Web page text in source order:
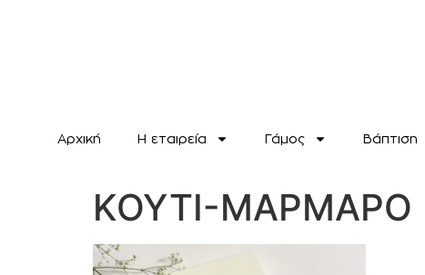
Αρχική H εταιρεία Γάμος Βάπτιση
ΚΟΥΤΙ-ΜΑΡΜΑΡΟ